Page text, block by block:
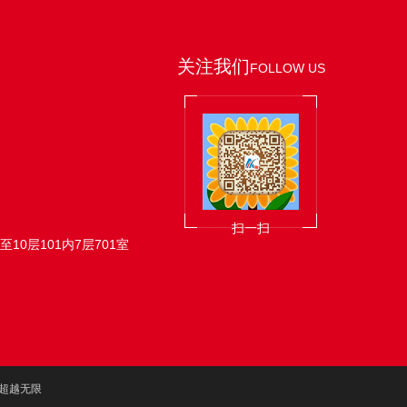
关注我们FOLLOW US
扫一扫
10层101内7层701室
越无限